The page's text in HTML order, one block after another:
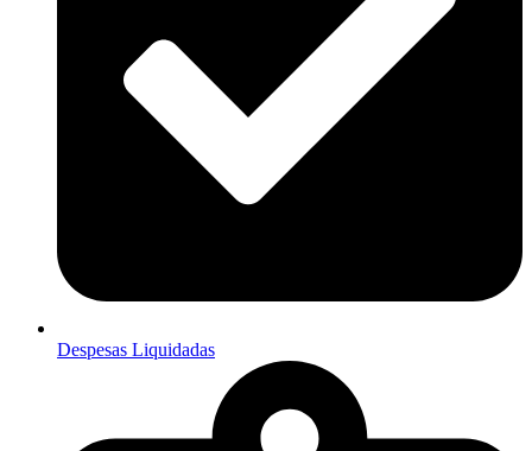
Despesas Liquidadas